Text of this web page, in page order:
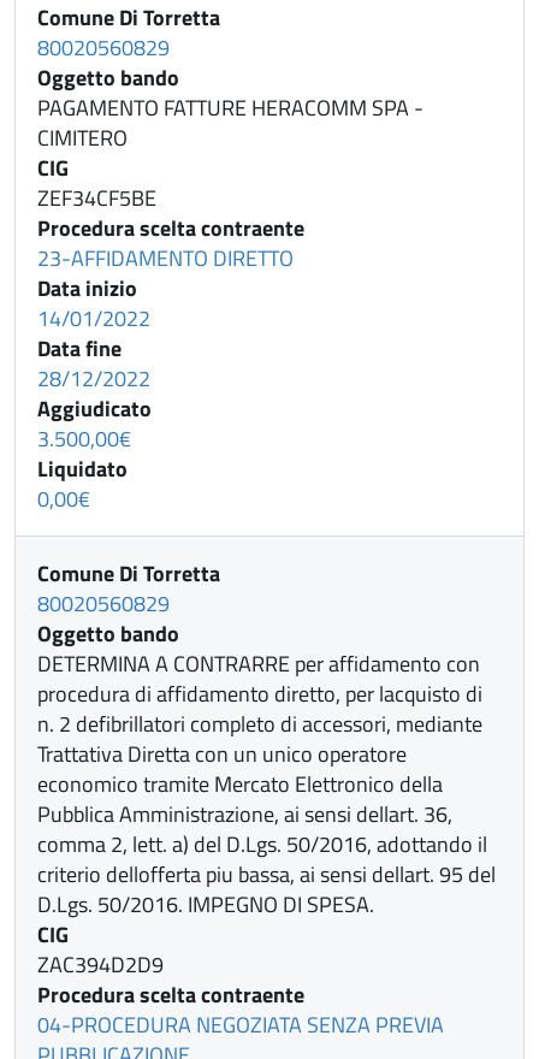
Comune Di Torretta
80020560829
Oggetto bando
PAGAMENTO FATTURE HERACOMM SPA -
CIMITERO
CIG
ZEF34CF5BE
Procedura scelta contraente
23-AFFIDAMENTO DIRETTO
Data inizio
14/01/2022
Data fine
28/12/2022
Aggiudicato
3.500,00€
Liquidato
0,00€
Comune Di Torretta
80020560829
Oggetto bando
DETERMINA A CONTRARRE per affidamento con
procedura di affidamento diretto, per lacquisto di
n. 2 defibrillatori completo di accessori, mediante
Trattativa Diretta con un unico operatore
economico tramite Mercato Elettronico della
Pubblica Amministrazione, ai sensi dellart. 36,
comma 2, lett. a) del D.Lgs. 50/2016, adottando il
criterio dellofferta piu bassa, ai sensi dellart. 95 del
D.Lgs. 50/2016. IMPEGNO DI SPESA.
CIG
ZAC394D2D9
Procedura scelta contraente
04-PROCEDURA NEGOZIATA SENZA PREVIA